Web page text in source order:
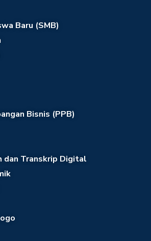
Baru (SMB)
Bisnis (PPB)
dan Transkrip Digital